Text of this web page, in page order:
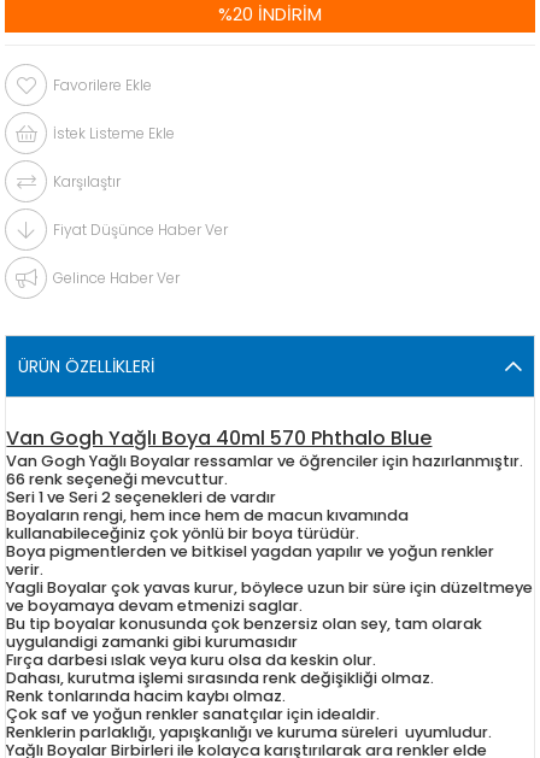
%20 İNDIRIM
Favorilere Ekle
İstek Listeme Ekle
Karşılaştır
Fiyat Düşünce Haber Ver
Gelince Haber Ver
ÜRÜN ÖZELLIKLERI
Van Gogh Yağlı Boya 40ml 570 Phthalo Blue
Van Gogh Yağlı Boyalar ressamlar ve öğrenciler için hazırlanmıştır.
66 renk seçeneği mevcuttur.
Seri 1 ve Seri 2 seçenekleri de vardır
Boyaların rengi, hem ince hem de macun kıvamında
kullanabileceğiniz çok yönlü bir boya türüdür.
Boya pigmentlerden ve bitkisel yagdan yapılır ve yoğun renkler
verir.
Yagli Boyalar çok yavas kurur, böylece uzun bir süre için düzeltmeye
ve boyamaya devam etmenizi saglar.
Bu tip boyalar konusunda çok benzersiz olan sey, tam olarak
uygulandigi zamanki gibi kurumasıdır
Fırça darbesi ıslak veya kuru olsa da keskin olur.
Dahası, kurutma işlemi sırasında renk değişikliği olmaz.
Renk tonlarında hacim kaybı olmaz.
Çok saf ve yoğun renkler sanatçılar için idealdir.
Renklerin parlaklığı, yapışkanlığı ve kuruma süreleri uyumludur.
Yağlı Boyalar Birbirleri ile kolayca karıştırılarak ara renkler elde